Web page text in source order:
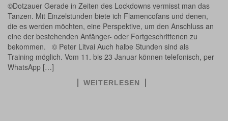
©Dotzauer Gerade in Zeiten des Lockdowns vermisst man das
Tanzen. Mit Einzelstunden biete ich Flamencofans und denen,
die es werden möchten, eine Perspektive, um den Anschluss an
eine der bestehenden Anfänger- oder Fortgeschrittenen zu
bekommen. © Peter Litvai Auch halbe Stunden sind als
Training möglich. Vom 11. bis 23 Januar können telefonisch, per
WhatsApp […]
WEITERLESEN